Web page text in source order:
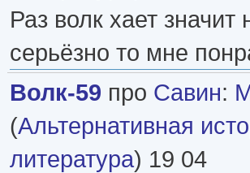
Раз волк хает
серьёзно то мне
Волк-59 про Савин:
(Альтернативная
литература) 19 04